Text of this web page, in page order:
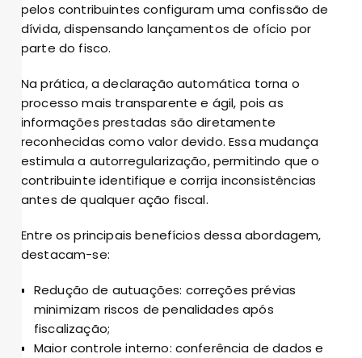
pelos contribuintes configuram uma confissão de
dívida, dispensando lançamentos de ofício por
parte do fisco.
Na prática, a declaração automática torna o
processo mais transparente e ágil, pois as
informações prestadas são diretamente
reconhecidas como valor devido. Essa mudança
estimula a autorregularização, permitindo que o
contribuinte identifique e corrija inconsistências
antes de qualquer ação fiscal.
Entre os principais benefícios dessa abordagem,
destacam-se:
Redução de autuações: correções prévias
minimizam riscos de penalidades após
fiscalização;
Maior controle interno: conferência de dados e